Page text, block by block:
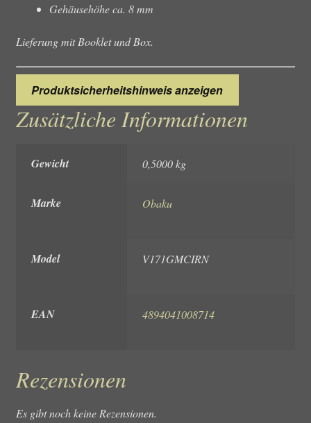
Gehäusehöhe ca. 8 mm
Lieferung mit Booklet und Box.
Produktsicherheitshinweis anzeigen
Zusätzliche Informationen
Gewicht 0,5000 kg
Marke Obaku
Model V171GMCIRN
EAN 4894041008714
Rezensionen
Es gibt noch keine Rezensionen.